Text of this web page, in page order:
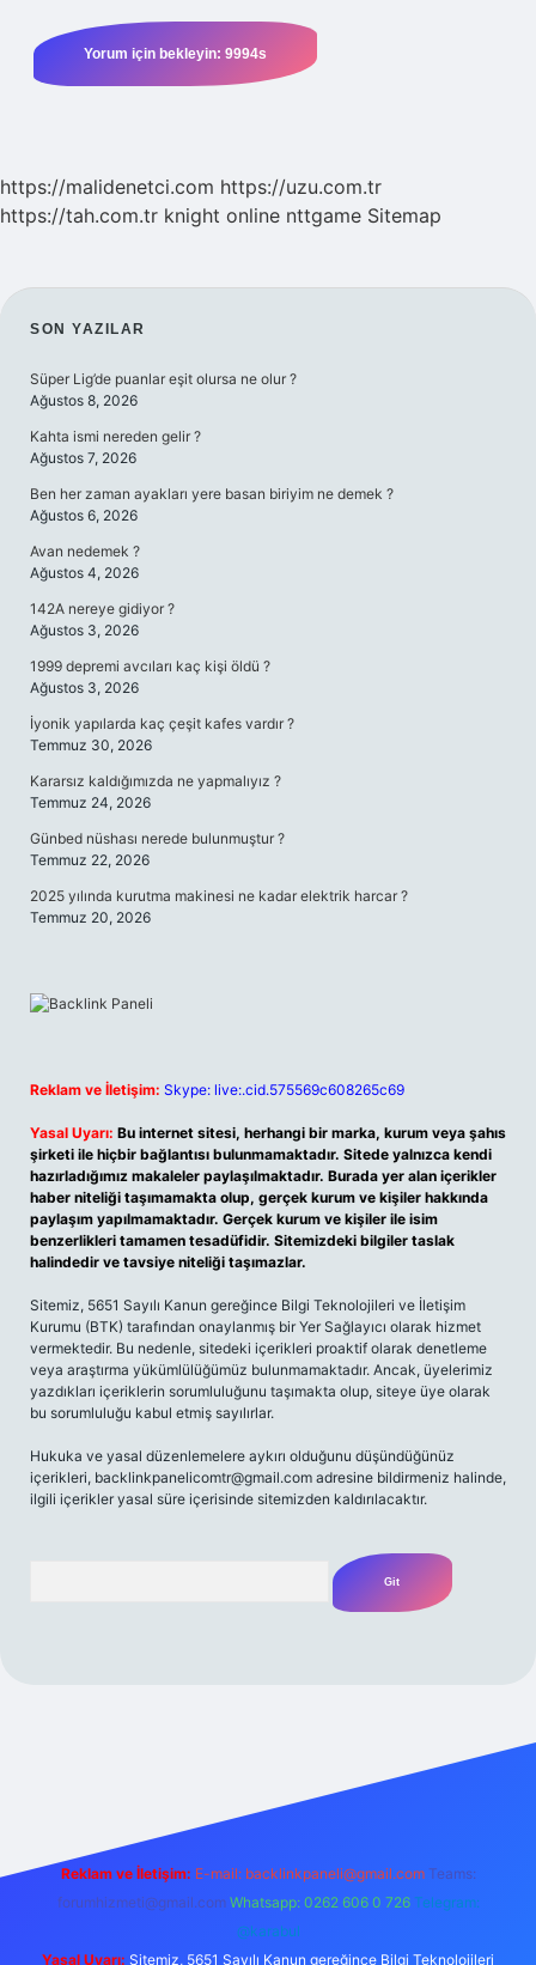
https://malidenetci.com https://uzu.com.tr
https://tah.com.tr knight online nttgame Sitemap
SIDEBAR
SON YAZILAR
Süper Lig’de puanlar eşit olursa ne olur ?
Ağustos 8, 2026
Kahta ismi nereden gelir ?
Ağustos 7, 2026
Ben her zaman ayakları yere basan biriyim ne demek ?
Ağustos 6, 2026
Avan nedemek ?
Ağustos 4, 2026
142A nereye gidiyor ?
Ağustos 3, 2026
1999 depremi avcıları kaç kişi öldü ?
Ağustos 3, 2026
İyonik yapılarda kaç çeşit kafes vardır ?
Temmuz 30, 2026
Kararsız kaldığımızda ne yapmalıyız ?
Temmuz 24, 2026
Günbed nüshası nerede bulunmuştur ?
Temmuz 22, 2026
2025 yılında kurutma makinesi ne kadar elektrik harcar ?
Temmuz 20, 2026
Reklam ve İletişim: Skype: live:.cid.575569c608265c69
Yasal Uyarı: Bu internet sitesi, herhangi bir marka, kurum veya şahıs
şirketi ile hiçbir bağlantısı bulunmamaktadır. Sitede yalnızca kendi
hazırladığımız makaleler paylaşılmaktadır. Burada yer alan içerikler
haber niteliği taşımamakta olup, gerçek kurum ve kişiler hakkında
paylaşım yapılmamaktadır. Gerçek kurum ve kişiler ile isim
benzerlikleri tamamen tesadüfidir. Sitemizdeki bilgiler taslak
halindedir ve tavsiye niteliği taşımazlar.
Sitemiz, 5651 Sayılı Kanun gereğince Bilgi Teknolojileri ve İletişim
Kurumu (BTK) tarafından onaylanmış bir Yer Sağlayıcı olarak hizmet
vermektedir. Bu nedenle, sitedeki içerikleri proaktif olarak denetleme
veya araştırma yükümlülüğümüz bulunmamaktadır. Ancak, üyelerimiz
yazdıkları içeriklerin sorumluluğunu taşımakta olup, siteye üye olarak
bu sorumluluğu kabul etmiş sayılırlar.
Hukuka ve yasal düzenlemelere aykırı olduğunu düşündüğünüz
içerikleri, backlinkpanelicomtr@gmail.com adresine bildirmeniz halinde,
ilgili içerikler yasal süre içerisinde sitemizden kaldırılacaktır.
Reklam ve İletişim: E-mail: backlinkpaneli@gmail.com Teams:
forumhizmeti@gmail.com Whatsapp: 0262 606 0 726 Telegram:
@karabul
Yasal Uyarı: Sitemiz, 5651 Sayılı Kanun gereğince Bilgi Teknolojileri